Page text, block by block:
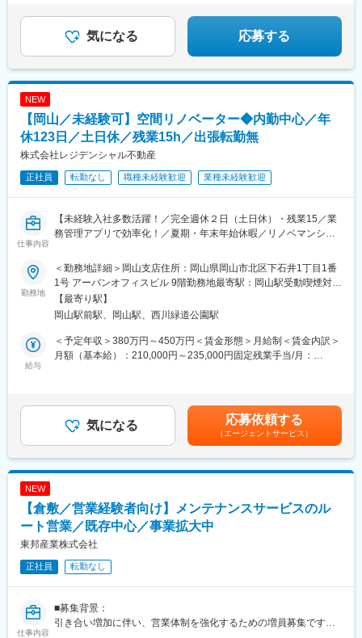
気になる 応募する
NEW
【岡山／未経験可】空間リノベーター◆内勤中心／年
休123日／土日休／残業15h／出張転勤無
株式会社レジデンシャル不動産
正社員 転勤なし 職種未経験歓迎 業種未経験歓迎
仕事内容
【未経験入社多数活躍！／完全週休２日（土日休）・残業15／業
務管理アプリで効率化！／夏期・年末年始休暇／リノベマンショ
＜こんな方必見！＞
☆仕事とプライベートのメリハリをつけたい！
☆若手が活躍して活気ある会社がいい！
☆フォロー体制の手厚い会社で働きたい！
■業務内容
中古物件のリノベーション業務を担当いただきます。
月の担当案件は4~5件ほどで、残業時間は月平均15h程度と、安定
した働き方を実現することができます。
■ポジションの魅力
★工事管理アプリを導入し、工事の状況については写真やチャッ
ト等で管理ができる他、チャットアプリを活用したオンライン打
合せも積極的に取り入れることで、現場へ足を運ぶことがほぼな
★未経験入社の社員も多数活躍！
飲食店や車の販売、官公庁といった様々なバックグラウンドの社
勤務地
＜勤務地詳細＞岡山支店住所：岡山県岡山市北区下石井1丁目1番
1号 アーバンオフィスビル 9階勤務地最寄駅：岡山駅受動喫煙対
策：屋内全面禁煙変更の範囲：会社の定める事業所
【最寄り駅】
岡山駅前駅、岡山駅、西川緑道公園駅
給与
＜予定年収＞380万円～450万円＜賃金形態＞月給制＜賃金内訳＞
月額（基本給）：210,000円～235,000円固定残業手当/月：
験・能力・前職を考慮の上決定します。※資格手当あり（1、2級
施工管理技士 20,000円／月）■賞与:年2回(6月／12月)※業績連動
賃金はあくまでも目安の金額であり、選考を通じて上下する可能
性があります。月給(月額)は固定手当を含めた表記です。
気になる 応募依頼する
（エージェントサービス）
NEW
【倉敷／営業経験者向け】メンテナンスサービスのル
ート営業／既存中心／事業拡大中
東邦産業株式会社
正社員 転勤なし
仕事内容
■募集背景：
引き合い増加に伴い、営業体制を強化するための増員募集です。